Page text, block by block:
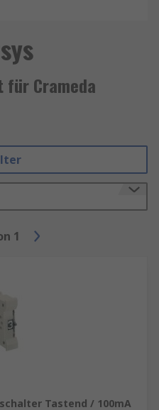
für Crameda
1
Tastend / 100mA